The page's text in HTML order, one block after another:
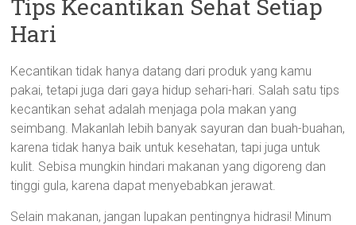
Tips Kecantikan Sehat Setiap
Hari
Kecantikan tidak hanya datang dari produk yang kamu
pakai, tetapi juga dari gaya hidup sehari-hari. Salah satu tips
kecantikan sehat adalah menjaga pola makan yang
seimbang. Makanlah lebih banyak sayuran dan buah-buahan,
karena tidak hanya baik untuk kesehatan, tapi juga untuk
kulit. Sebisa mungkin hindari makanan yang digoreng dan
tinggi gula, karena dapat menyebabkan jerawat.
Selain makanan, jangan lupakan pentingnya hidrasi! Minum